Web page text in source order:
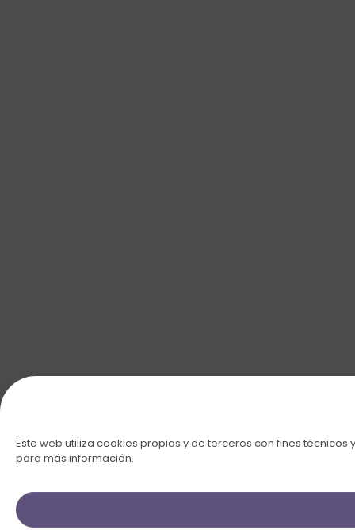
Esta web utiliza cookies propias y de terceros con fines
para más información.